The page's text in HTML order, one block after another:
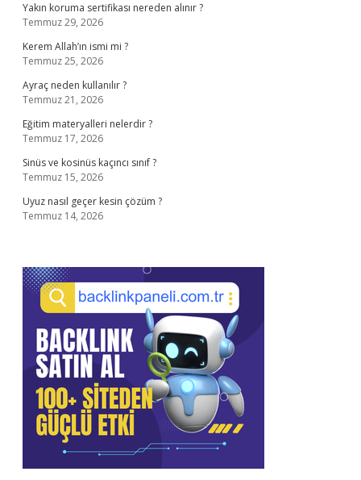
Yakın koruma sertifikası nereden alınır ?
Temmuz 29, 2026
Kerem Allah’ın ismi mi ?
Temmuz 25, 2026
Ayraç neden kullanılır ?
Temmuz 21, 2026
Eğitim materyalleri nelerdir ?
Temmuz 17, 2026
Sinüs ve kosinüs kaçıncı sınıf ?
Temmuz 15, 2026
Uyuz nasıl geçer kesin çözüm ?
Temmuz 14, 2026